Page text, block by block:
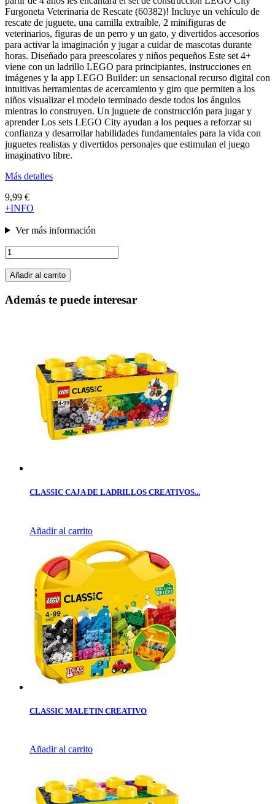
Furgoneta Veterinaria de Rescate (60382)! Incluye un vehículo de
rescate de juguete, una camilla extraíble, 2 minifiguras de
veterinarios, figuras de un perro y un gato, y divertidos accesorios
para activar la imaginación y jugar a cuidar de mascotas durante
horas. Diseñado para preescolares y niños pequeños Este set 4+
viene con un ladrillo LEGO para principiantes, instrucciones en
imágenes y la app LEGO Builder: un sensacional recurso digital con
intuitivas herramientas de acercamiento y giro que permiten a los
niños visualizar el modelo terminado desde todos los ángulos
mientras lo construyen. Un juguete de construcción para jugar y
aprender Los sets LEGO City ayudan a los peques a reforzar su
confianza y desarrollar habilidades fundamentales para la vida con
juguetes realistas y divertidos personajes que estimulan el juego
imaginativo libre.
Más detalles
9,99 €
+INFO
Ver más información
Añadir al carrito
Además te puede interesar
CLASSIC CAJA DE LADRILLOS CREATIVOS...
Añadir al carrito
CLASSIC MALETIN CREATIVO
Añadir al carrito